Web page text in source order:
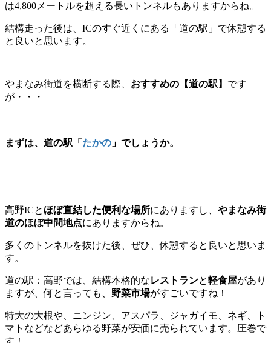
は4,800メートルを超える長いトンネルもありますからね。
結構走った後は、ICのすぐ近くにある「道の駅」で休憩する
と良いと思います。
やまなみ街道を横断する際、 おすすめの【道の駅】 です
が・・・
まずは、 道の駅「 たかの 」 でしょうか。
高野ICと ほぼ直結した便利な場所にありますし、 やまなみ街
道のほぼ中間地点にありますからね。
多くのトンネルを抜けた後、ぜひ、休憩すると良いと思いま
す。
道の駅：高野では、結構本格的なレストランと軽食屋があり
ますが、何と言っても、 野菜市場がすごいですね！
特大の大根や、ニンジン、アスパラ、ジャガイモ、ネギ、ト
マトなどなどあらゆる野菜が安価に売られています。圧巻で
す！